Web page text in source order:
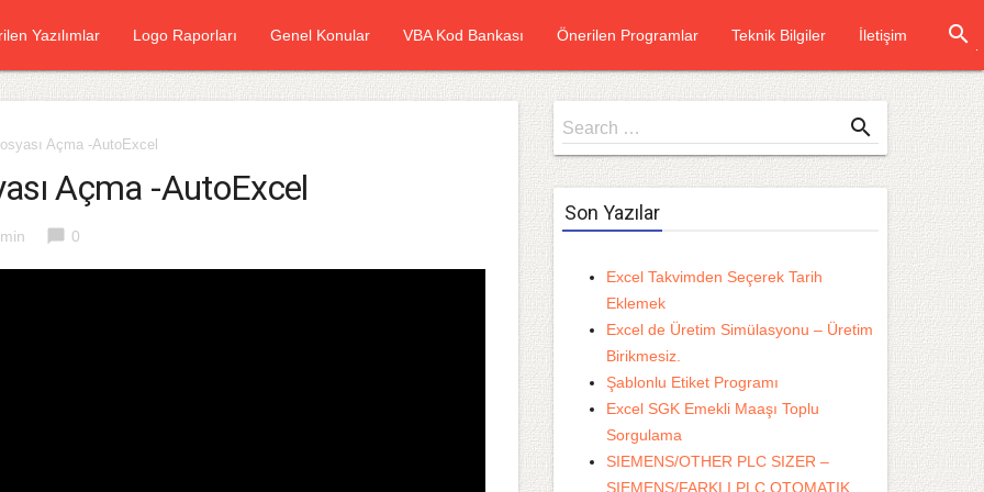
Yazılımlar Logo Raporları Genel Konular VBA Kod Bankası Önerilen Programlar Teknik Bilgiler İletişim search
Açma -AutoExcel
Açma -AutoExcel
chat_bubble 0
Search
for
Search … search
Son Yazılar
Excel Takvimden Seçerek Tarih
Eklemek
Excel de Üretim Simülasyonu – Üretim
Birikmesiz.
Şablonlu Etiket Programı
Excel SGK Emekli Maaşı Toplu
Sorgulama
SIEMENS/OTHER PLC SIZER –
SIEMENS/FARKLI PLC OTOMATIK